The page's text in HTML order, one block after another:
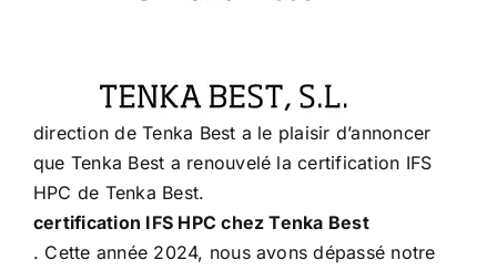
direction de Tenka Best a le plaisir d’annoncer
que Tenka Best a renouvelé la certification IFS
HPC de Tenka Best.
certification IFS HPC chez Tenka Best
. Cette année 2024, nous avons dépassé notre